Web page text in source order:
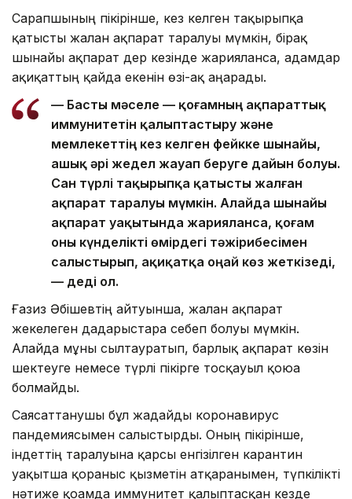
Сарапшының пікірінше, кез келген тақырыпқа
қатысты жалған ақпарат таралуы мүмкін, бірақ
шынайы ақпарат дер кезінде жарияланса, адамдар
ақиқаттың қайда екенін өзі-ақ аңғарады.
— Басты мәселе — қоғамның ақпараттық
иммунитетін қалыптастыру және
мемлекеттің кез келген фейкке шынайы,
ашық әрі жедел жауап беруге дайын болуы.
Сан түрлі тақырыпқа қатысты жалған
ақпарат таралуы мүмкін. Алайда шынайы
ақпарат уақытында жарияланса, қоғам
оны күнделікті өмірдегі тәжірибесімен
салыстырып, ақиқатқа оңай көз жеткізеді,
— деді ол.
Ғазиз Әбішевтің айтуынша, жалған ақпарат
жекелеген дағдарыстарға себеп болуы мүмкін.
Алайда мұны сылтауратып, барлық ақпарат көзін
шектеуге немесе түрлі пікірге тосқауыл қоюға
болмайды.
Саясаттанушы бұл жағдайды коронавирус
пандемиясымен салыстырды. Оның пікірінше,
індеттің таралуына қарсы енгізілген карантин
уақытша қорғаныс қызметін атқарғанымен, түпкілікті
нәтиже қоғамда иммунитет қалыптасқан кезде